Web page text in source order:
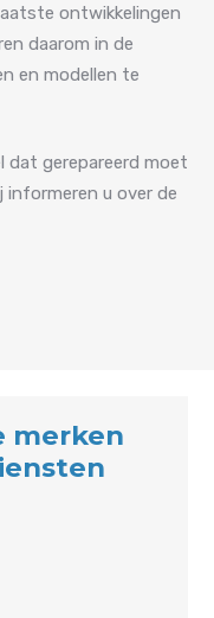
ontwikkelingen
daarom in de
en modellen te
dat gerepareerd moet
u over de
merken